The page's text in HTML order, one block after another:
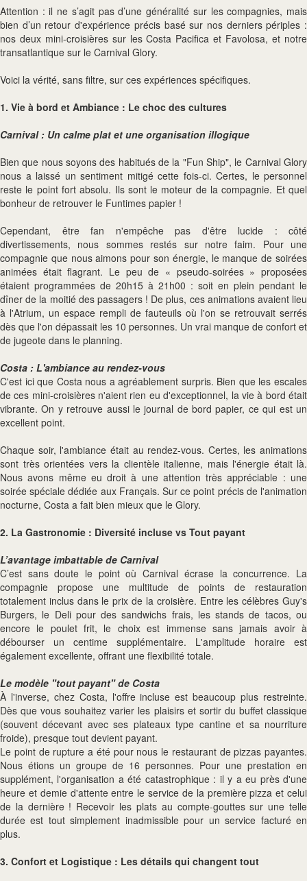
Attention : il ne s’agit pas d’une généralité sur les compagnies, mais
bien d’un retour d'expérience précis basé sur nos derniers périples :
nos deux mini-croisières sur les Costa Pacifica et Favolosa, et notre
transatlantique sur le Carnival Glory.
Voici la vérité, sans filtre, sur ces expériences spécifiques.
1. Vie à bord et Ambiance : Le choc des cultures
Carnival : Un calme plat et une organisation illogique
Bien que nous soyons des habitués de la "Fun Ship", le Carnival Glory
nous a laissé un sentiment mitigé cette fois-ci. Certes, le personnel
reste le point fort absolu. Ils sont le moteur de la compagnie. Et quel
bonheur de retrouver le Funtimes papier !
Cependant, être fan n'empêche pas d'être lucide : côté
divertissements, nous sommes restés sur notre faim. Pour une
compagnie que nous aimons pour son énergie, le manque de soirées
animées était flagrant. Le peu de « pseudo-soirées » proposées
étaient programmées de 20h15 à 21h00 : soit en plein pendant le
dîner de la moitié des passagers ! De plus, ces animations avaient lieu
à l'Atrium, un espace rempli de fauteuils où l'on se retrouvait serrés
dès que l'on dépassait les 10 personnes. Un vrai manque de confort et
de jugeote dans le planning.
Costa : L'ambiance au rendez-vous
C'est ici que Costa nous a agréablement surpris. Bien que les escales
de ces mini-croisières n'aient rien eu d'exceptionnel, la vie à bord était
vibrante. On y retrouve aussi le journal de bord papier, ce qui est un
excellent point.
Chaque soir, l'ambiance était au rendez-vous. Certes, les animations
sont très orientées vers la clientèle italienne, mais l'énergie était là.
Nous avons même eu droit à une attention très appréciable : une
soirée spéciale dédiée aux Français. Sur ce point précis de l'animation
nocturne, Costa a fait bien mieux que le Glory.
2. La Gastronomie : Diversité incluse vs Tout payant
L’avantage imbattable de Carnival
C’est sans doute le point où Carnival écrase la concurrence. La
compagnie propose une multitude de points de restauration
totalement inclus dans le prix de la croisière. Entre les célèbres Guy's
Burgers, le Deli pour des sandwichs frais, les stands de tacos, ou
encore le poulet frit, le choix est immense sans jamais avoir à
débourser un centime supplémentaire. L'amplitude horaire est
également excellente, offrant une flexibilité totale.
Le modèle "tout payant" de Costa
À l'inverse, chez Costa, l'offre incluse est beaucoup plus restreinte.
Dès que vous souhaitez varier les plaisirs et sortir du buffet classique
(souvent décevant avec ses plateaux type cantine et sa nourriture
froide), presque tout devient payant.
Le point de rupture a été pour nous le restaurant de pizzas payantes.
Nous étions un groupe de 16 personnes. Pour une prestation en
supplément, l'organisation a été catastrophique : il y a eu près d'une
heure et demie d'attente entre le service de la première pizza et celui
de la dernière ! Recevoir les plats au compte-gouttes sur une telle
durée est tout simplement inadmissible pour un service facturé en
plus.
3. Confort et Logistique : Les détails qui changent tout